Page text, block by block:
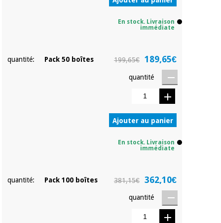
En stock. Livraison
immédiate
quantité: Pack 50 boîtes 199,65€ 189,65€
quantité
Ajouter au panier
En stock. Livraison
immédiate
quantité: Pack 100 boîtes 381,15€ 362,10€
quantité